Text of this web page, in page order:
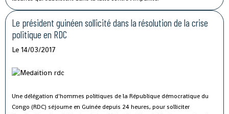
Le président guinéen sollicité dans la résolution de la crise
politique en RDC
Le 14/03/2017
Une délégation d'hommes politiques de la République démocratique du
Congo (RDC) séjourne en Guinée depuis 24 heures, pour solliciter